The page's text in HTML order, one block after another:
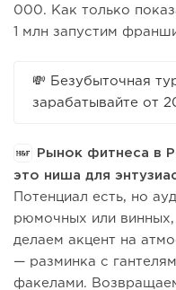
000. Как только
1 млн запустим
💸 Безубыточная
зарабатывайте от
Рынок фитнеса в
это ниша для
Потенциал есть, но
рюмочных или
делаем акцент на
— разминка с
факелами.